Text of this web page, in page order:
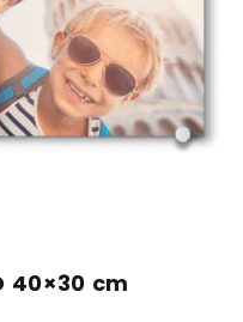
40×30 cm